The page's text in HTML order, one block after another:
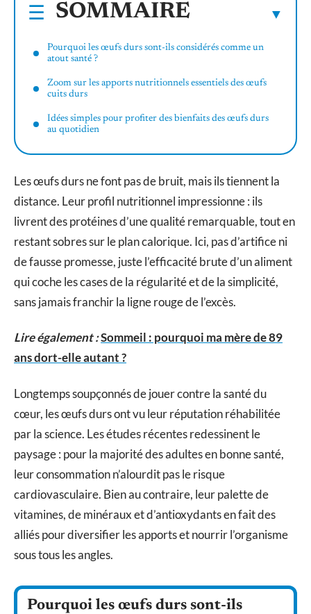
SOMMAIRE
Pourquoi les œufs durs sont-ils considérés comme un
atout santé ?
Zoom sur les apports nutritionnels essentiels des œufs
cuits durs
Idées simples pour profiter des bienfaits des œufs durs
au quotidien
Les œufs durs ne font pas de bruit, mais ils tiennent la
distance. Leur profil nutritionnel impressionne : ils
livrent des protéines d’une qualité remarquable, tout en
restant sobres sur le plan calorique. Ici, pas d’artifice ni
de fausse promesse, juste l’efficacité brute d’un aliment
qui coche les cases de la régularité et de la simplicité,
sans jamais franchir la ligne rouge de l’excès.
Lire également :Sommeil : pourquoi ma mère de 89
ans dort-elle autant ?
Longtemps soupçonnés de jouer contre la santé du
cœur, les œufs durs ont vu leur réputation réhabilitée
par la science. Les études récentes redessinent le
paysage : pour la majorité des adultes en bonne santé,
leur consommation n’alourdit pas le risque
cardiovasculaire. Bien au contraire, leur palette de
vitamines, de minéraux et d’antioxydants en fait des
alliés pour diversifier les apports et nourrir l’organisme
sous tous les angles.
Pourquoi les œufs durs sont-ils